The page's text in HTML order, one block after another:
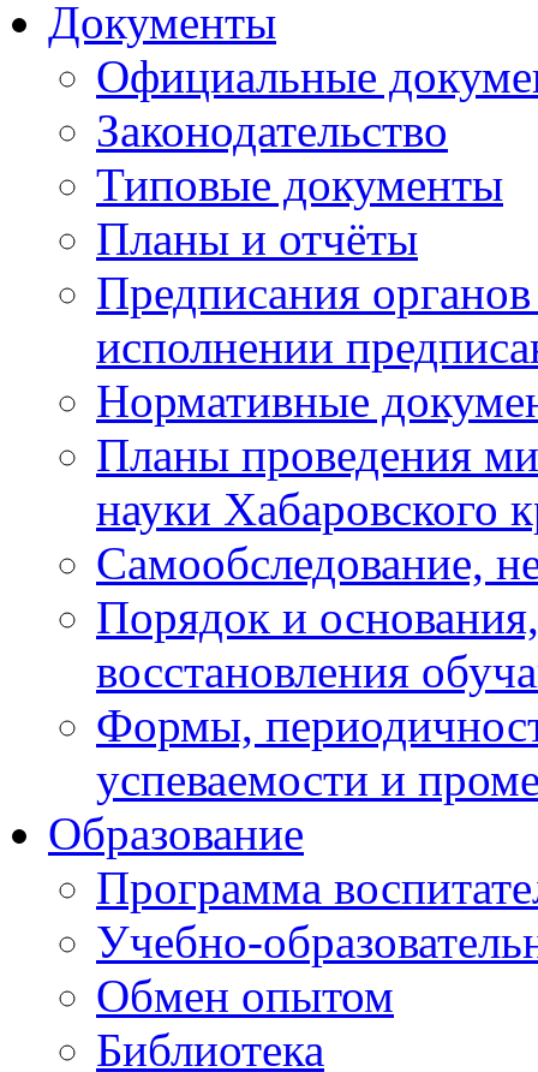
Документы
Официальные
Законодательство
Типовые документы
Планы и отчёты
Предписания
исполнении
Нормативные
Планы проведения
науки Хабаровского
Самообследование,
Порядок и
восстановления
Формы,
успеваемости и
Образование
Программа
Учебно-
Обмен опытом
Библиотека